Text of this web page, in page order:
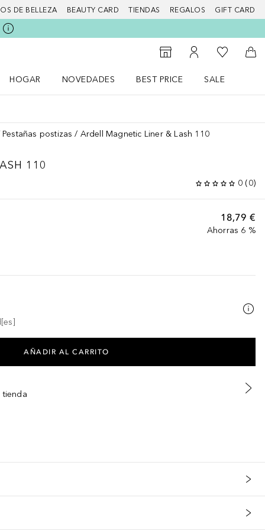
DE BELLEZA BEAUTY CARD TIENDAS REGALOS GIFT CARD
Al Storefinder
Mi cuenta
Mi lista de
A
HOGAR
NOVEDADES
BEST PRICE
SALE
Pestañas postizas Ardell Magnetic Liner & Lash 110
110
0 (0)
18,79 €
Ahorras 6 %
AÑADIR AL CARRITO
tienda